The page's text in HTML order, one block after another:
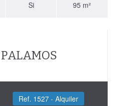
Si
95 m²
Ref. 1527 - Alquiler